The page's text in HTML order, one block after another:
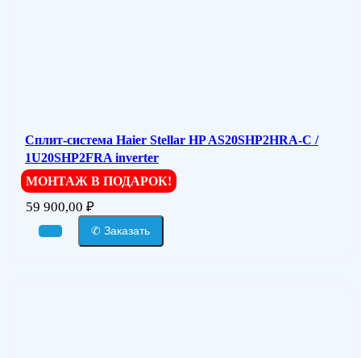
Сплит-система Haier Stellar HP AS20SHP2HRA-C /
1U20SHP2FRA inverter
МОНТАЖ В ПОДАРОК!
59 900,00 ₽
✆ Заказать